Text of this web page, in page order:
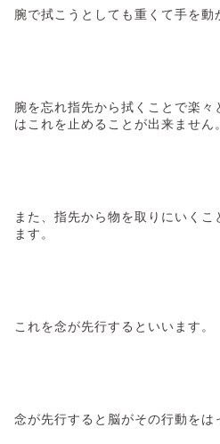
腕で拭こうとしても重くて手を動
腕を忘れ指先から拭くことで楽
はこれを止めることが出来ません。
また、指先から物を取りにいくこ
ます。
これを念が先行するといいます。
念が先行すると脳がその行動をは